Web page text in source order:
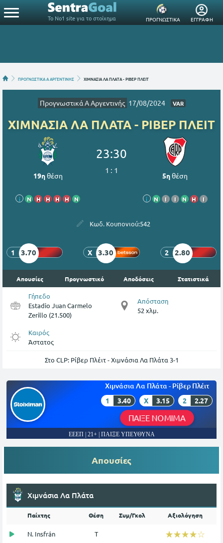
Το Νο1 site για το στοίχημα ΠΡΟΓΝΩΣΤΙΚΑ ΕΓΓΡΑΦΗ
ΠΡΟΓΝΩΣΤΙΚΑ A ΑΡΓΕΝΤΙΝΗΣ ΧΙΜΝΑΣΙΑ ΛΑ ΠΛΑΤΑ - ΡΙΒΕΡ ΠΛΕΙΤ
Προγνωστικά A Αργεντινής 17/08/2024 VAR
ΧΙΜΝΑΣΙΑ ΛΑ ΠΛΑΤΑ - ΡΙΒΕΡ ΠΛΕΙΤ
19ηθέση
i Ν Η Η Η Η Ν
23:30
1 : 1
5ηθέση
i Ν Ι Ι Ν Η Ι
Κωδ. Κουπονιού:542
1 3.70 X 3.30 2 2.80
Απουσίες Προγνωστικό Αποδόσεις Στατιστικά
Γήπεδο
Estadio Juan Carmelo
Zerillo (21.500)
Απόσταση
52 χλμ.
Καιρός
Άστατος
Στο CLP: Ρίβερ Πλέιτ - Χιμνάσια Λα Πλάτα 3-1
Χιμνάσια Λα Πλάτα - Ρίβερ Πλέιτ
1 3.40 X 3.15 2 2.27
ΠΑΙΞΕ ΝΟΜΙΜΑ
ΕΕΕΠ | 21+ | ΠΑΙΞΕ ΥΠΕΥΘΥΝΑ
Απουσίες
Χιμνάσια Λα Πλάτα
Παίχτης Θέση Συμ/Γκολ Αξιολόγηση
N. Insfrán Τ ☆☆☆☆☆
★★★★★